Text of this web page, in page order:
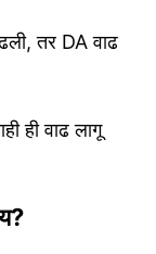
तर DA वाढ
ही वाढ लागू